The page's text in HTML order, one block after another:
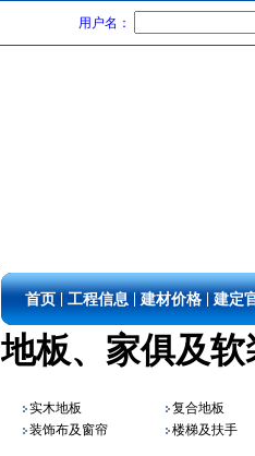
用户名：
首页 工程信息 建材价格 建定
地板、家俱及软
实木地板
复合地板
装饰布及窗帘
楼梯及扶手